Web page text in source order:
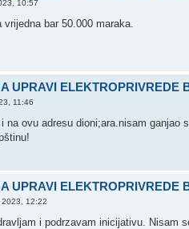
10:57
vrijedna bar 50.000 maraka.
UPRAVI ELEKTROPRIVREDE
11:46
na ovu adresu dioni;ara.nisam
UPRAVI ELEKTROPRIVREDE
2023, 12:22
i podrzavam inicijativu. Nisam